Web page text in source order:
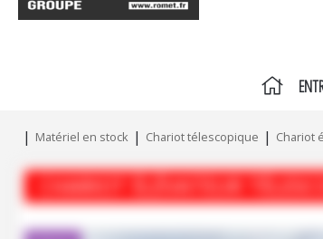
Matériel en stock Chariot télescopique Chariot
CHARIOT ÉLÉVATEUR